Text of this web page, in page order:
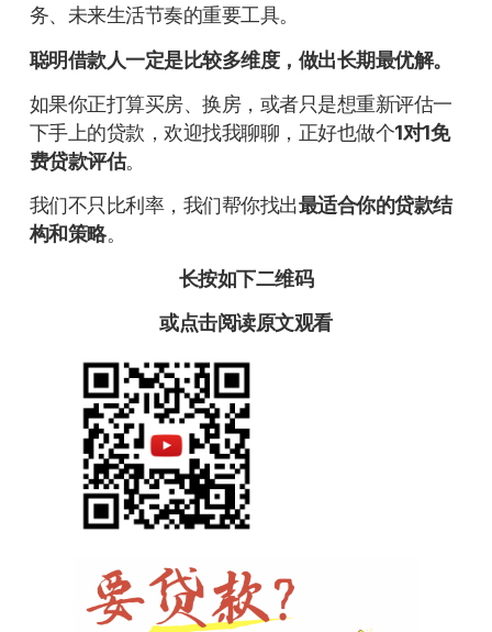
务、未来生活节奏的重要工具。
聪明借款人一定是比较多维度，做出长期最优解。
如果你正打算买房、换房，或者只是想重新评估一
下手上的贷款，欢迎找我聊聊，正好也做个1对1免
费贷款评估。
我们不只比利率，我们帮你找出最适合你的贷款结
构和策略。
长按如下二维码
或点击阅读原文观看